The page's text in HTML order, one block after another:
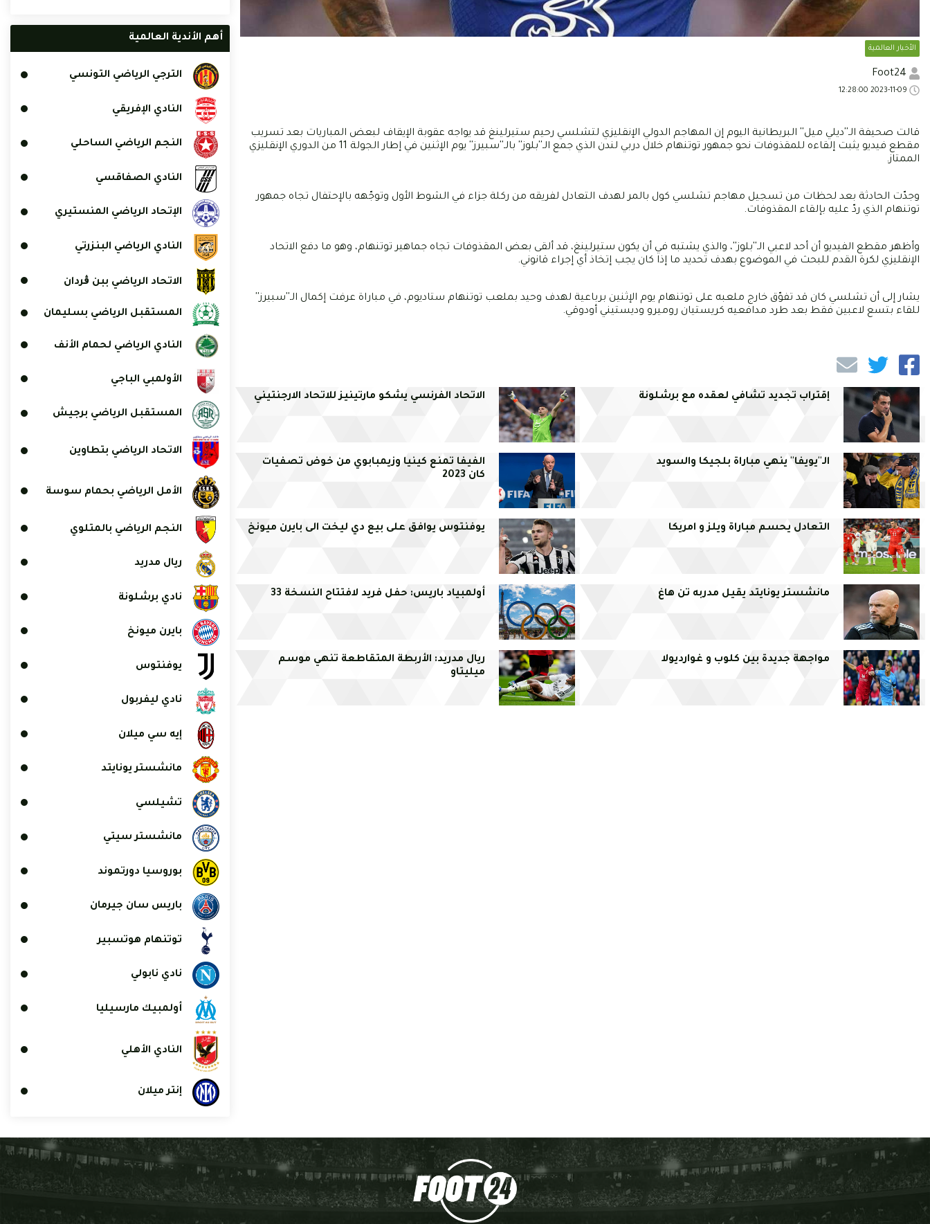
الأخبار العالمية
قالت صحيفة الـ''ديلي ميل'' البريطانية اليوم إن المهاجم الدولي الإنقليزي لتشلسي رحيم ستيرلينغ قد يواجه عقوبة الإيقاف لبعض المباريات بعد تسريب
مقطع فيديو يثبت إلقاءه للمقذوفات نحو جمهور توتنهام خلال دربي لندن الذي جمع الـ''بلوز'' بالـ''سبيرز'' يوم الإثنين في إطار الجولة 11 من الدوري الإنقليزي
الممتاز.
وجدّت الحادثة بعد لحظات من تسجيل مهاجم تشلسي كول بالمر لهدف التعادل لفريقه من ركلة جزاء في الشوط الأول وتوجّهه بالإحتفال تجاه جمهور
توتنهام الذي ردّ عليه بإلقاء المقذوفات.
وأظهر مقطع الفيديو أن أحد لاعبي الـ''بلوز''، والذي يشتبه في أن يكون ستيرلينغ، قد ألقى بعض المقذوفات تجاه جماهير توتنهام، وهو ما دفع الاتحاد
الإنقليزي لكرة القدم للبحث في الموضوع بهدف تحديد ما إذا كان يجب إتخاذ أي إجراء قانوني.
يشار إلى أن تشلسي كان قد تفوّق خارج ملعبه على توتنهام يوم الإثنين برباعية لهدف وحيد بملعب توتنهام ستاديوم، في مباراة عرفت إكمال الـ''سبيرز''
للقاء بتسع لاعبين فقط بعد طرد مدافعيه كريستيان روميرو وديستيني أودوقي.
إقتراب تجديد تشافي لعقده مع برشلونة الاتحاد الفرنسي يشكو مارتينيز للاتحاد الارجنتيني
الـ''يويفا'' ينهي مباراة بلجيكا والسويد
الفيفا تمنع كينيا وزيمبابوي من خوض تصفيات
كان 2023
التعادل يحسم مباراة ويلز و امريكا يوفنتوس يوافق على بيع دي ليخت الى بايرن ميونخ
مانشستر يونايتد يقيل مدربه تن هاغ أولمبياد باريس: حفل فريد لافتتاح النسخة 33
مواجهة جديدة بين كلوب و غوارديولا
ريال مدريد: الأربطة المتقاطعة تنهي موسم
ميليتاو
أهم الأندية العالمية
الترجي الرياضي التونسي
النادي الإفريقي
النجم الرياضي الساحلي
النادي الصفاقسي
الإتحاد الرياضي المنستيري
النادي الرياضي البنزرتي
الاتحاد الرياضي ببن ڨردان
المستقبل الرياضي بسليمان
النادي الرياضي لحمام الأنف
الأولمبي الباجي
المستقبل الرياضي برجيش
الاتحاد الرياضي بتطاوين
الأمل الرياضي بحمام سوسة
النجم الرياضي بالمتلوي
ريال مدريد
نادي برشلونة
بايرن ميونخ
يوفنتوس
نادي ليفربول
إيه سي ميلان
مانشستر يونايتد
تشيلسي
مانشستر سيتي
بوروسيا دورتموند
باريس سان جيرمان
توتنهام هوتسبير
نادي نابولي
أولمبيك مارسيليا
النادي الأهلي
إنتر ميلان